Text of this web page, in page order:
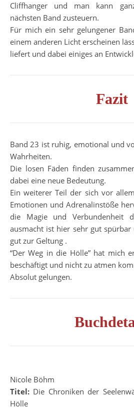
Cliffhanger und man kann
nächsten Band zusteuern.
Für mich ein sehr gelungener
einem anderen Licht erscheinen
liefert und dabei einiges an
Fazit
Band 23 ist ruhig, emotional und
Wahrheiten.
Die losen Fäden finden
dabei eine neue Bedeutung.
Ein weiterer Teil der sich vor
Emotionen und Adrenalinstöße
die Magie und Verbundenheit
ausmacht ist hier sehr gut
gut zur Geltung .
“Der Weg in die Hölle” hat mich
beschäftigt und nicht zu atmen
Absolut gelungen.
Nicole Böhm
Titel: Die Chroniken der
Hölle